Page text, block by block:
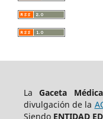
LaGaceta
divulgación de la
Siendo ENTIDAD